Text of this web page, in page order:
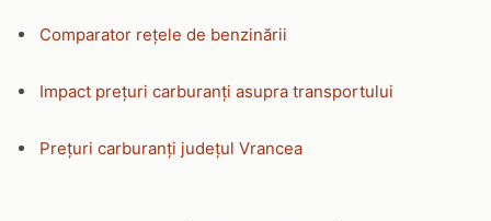
Comparator rețele de benzinării
Impact prețuri carburanți asupra transportului
Prețuri carburanți județul Vrancea